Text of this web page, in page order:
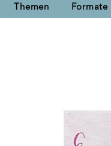
Themen Formate